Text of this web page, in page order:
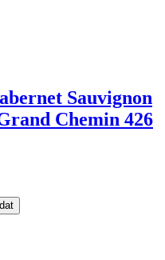
Sauvignon
Chemin 426